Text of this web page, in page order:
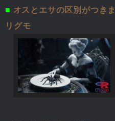
■ オスとエサの区別がつき
リグモ